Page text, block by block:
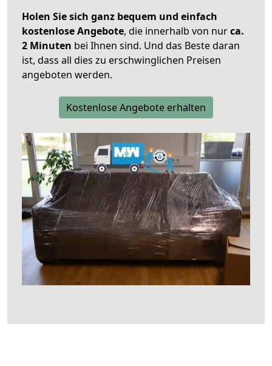
Holen Sie sich ganz bequem und einfach
kostenlose Angebote, die innerhalb von nurca.
2 Minuten bei Ihnen sind. Und das Beste daran
ist, dass all dies zu erschwinglichen Preisen
angeboten werden.
Kostenlose Angebote erhalten